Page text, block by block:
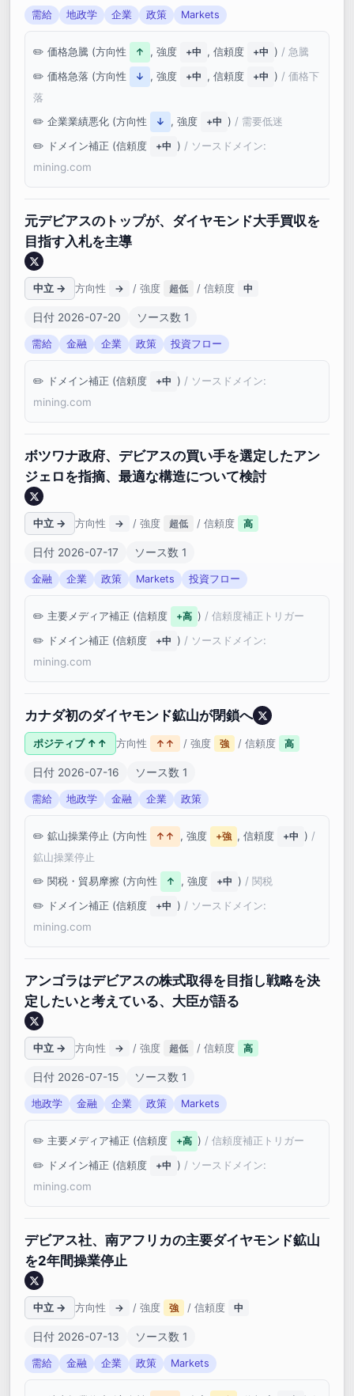
需給 地政学 企業 政策 Markets
価格急騰 (方向性 ↑ , 強度 +中 , 信頼度 +中 ) / 急騰
価格急落 (方向性
↓ , 強度 +中 , 信頼度 +中 ) / 価格下
落
企業業績悪化 (方向性
↓ , 強度 +中 ) / 需要低迷
ドメイン補正 (信頼度
+中 ) / ソースドメイン:
mining.com
元デビアスのトップが、ダイヤモンド大手買収を
目指す入札を主導
中立 → 方向性 → / 強度 超低 / 信頼度 中
日付 2026-07-20 ソース数 1
需給 金融 企業 政策 投資フロー
ドメイン補正 (信頼度 +中 ) / ソースドメイン:
mining.com
ボツワナ政府、デビアスの買い手を選定したアン
ジェロを指摘、最適な構造について検討
中立 → 方向性 → / 強度 超低 / 信頼度 高
日付 2026-07-17 ソース数 1
金融 企業 政策 Markets 投資フロー
主要メディア補正 (信頼度 +高 ) / 信頼度補正トリガー
ドメイン補正 (信頼度
+中 ) / ソースドメイン:
mining.com
カナダ初のダイヤモンド鉱山が閉鎖へ
ポジティブ ↑↑ 方向性 ↑↑ / 強度 強 / 信頼度 高
日付 2026-07-16 ソース数 1
需給 地政学 金融 企業 政策
鉱山操業停止 (方向性 ↑↑ , 強度 +強 , 信頼度 +中 ) /
鉱山操業停止
関税・貿易摩擦 (方向性
↑ , 強度 +中 ) / 関税
ドメイン補正 (信頼度
+中 ) / ソースドメイン:
mining.com
アンゴラはデビアスの株式取得を目指し戦略を決
定したいと考えている、大臣が語る
中立 → 方向性 → / 強度 超低 / 信頼度 高
日付 2026-07-15 ソース数 1
地政学 金融 企業 政策 Markets
主要メディア補正 (信頼度 +高 ) / 信頼度補正トリガー
ドメイン補正 (信頼度
+中 ) / ソースドメイン:
mining.com
デビアス社、南アフリカの主要ダイヤモンド鉱山
を2年間操業停止
中立 → 方向性 → / 強度 強 / 信頼度 中
日付 2026-07-13 ソース数 1
需給 金融 企業 政策 Markets